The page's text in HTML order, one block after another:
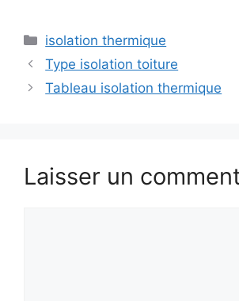
Catégories
isolation thermique
Type isolation toiture
Tableau isolation thermique
Laisser un